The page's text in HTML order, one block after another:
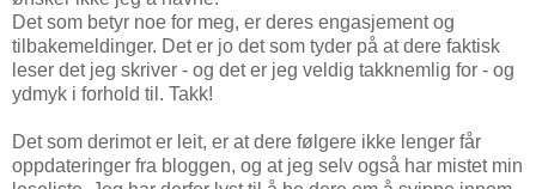
Det som betyr noe for meg, er deres engasjement og
tilbakemeldinger. Det er jo det som tyder på at dere faktisk
leser det jeg skriver - og det er jeg veldig takknemlig for - og
ydmyk i forhold til. Takk!
Det som derimot er leit, er at dere følgere ikke lenger får
oppdateringer fra bloggen, og at jeg selv også har mistet min